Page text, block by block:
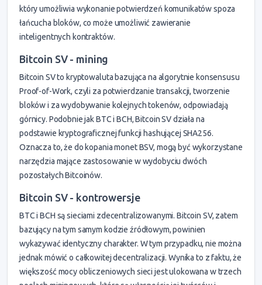
który umożliwia wykonanie potwierdzeń komunikatów spoza
łańcucha bloków, co może umożliwić zawieranie
inteligentnych kontraktów.
Bitcoin SV - mining
Bitcoin SV to kryptowaluta bazująca na algorytnie konsensusu
Proof-of-Work, czyli za potwierdzanie transakcji, tworzenie
bloków i za wydobywanie kolejnych tokenów, odpowiadają
górnicy. Podobnie jak BTC i BCH, Bitcoin SV działa na
podstawie kryptograficznej funkcji hashującej SHA256.
Oznacza to, że do kopania monet BSV, mogą być wykorzystane
narzędzia mające zastosowanie w wydobyciu dwóch
pozostałych Bitcoinów.
Bitcoin SV - kontrowersje
BTC i BCH są sieciami zdecentralizowanymi. Bitcoin SV, zatem
bazujący na tym samym kodzie źródłowym, powinien
wykazywać identyczny charakter. W tym przypadku, nie można
jednak mówić o całkowitej decentralizacji. Wynika to z faktu, że
większość mocy obliczeniowych sieci jest ulokowana w trzech